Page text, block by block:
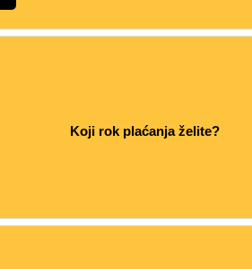
Koji rok plaćanja želite?